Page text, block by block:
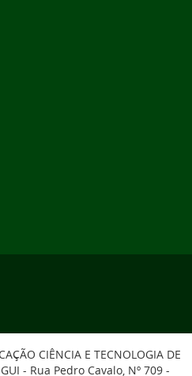
CIÊNCIA E TECNOLOGIA DE
- Rua Pedro Cavalo, Nº 709 -